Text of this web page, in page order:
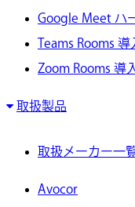
Google Meet ハ
Teams Rooms
Zoom Rooms 導
取扱製品
取扱メーカー一
Avocor